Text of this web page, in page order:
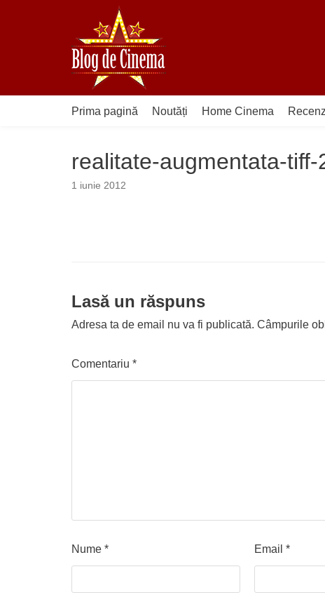
Prima pagină Noutăți Home Cinema
realitate-augmentata-tiff-
1 iunie 2012
Lasă un răspuns
Adresa ta de email nu va fi publicată. Câmpurile
Comentariu *
Nume * Email*